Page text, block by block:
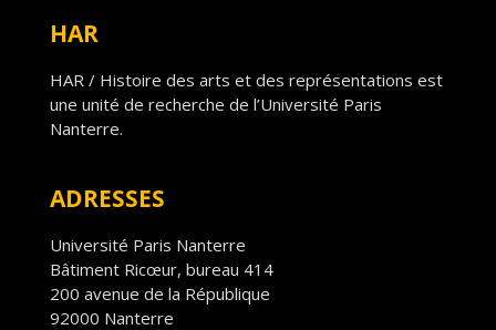
HAR
HAR / Histoire des arts et des représentations est
une unité de recherche de l’Université Paris
Nanterre.
ADRESSES
Université Paris Nanterre
Bâtiment Ricœur, bureau 414
200 avenue de la République
92000 Nanterre